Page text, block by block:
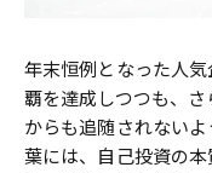
年末恒例となった人
覇を達成しつつも、
からも追随されない
葉には、自己投資の